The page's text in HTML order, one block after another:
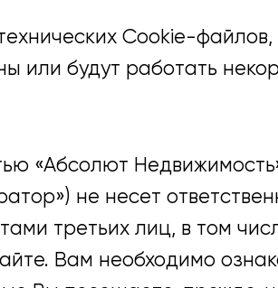
Cookie-
или будут работать
«Абсолют
не несет
третьих лиц, в том
Вам необходимо